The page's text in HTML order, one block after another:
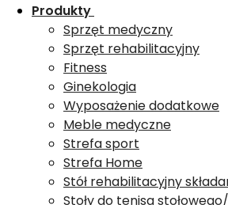
Produkty
Sprzęt medyczny
Sprzęt rehabilitacyjny
Fitness
Ginekologia
Wyposażenie dodatkowe
Meble medyczne
Strefa sport
Strefa Home
Stół rehabilitacyjny
Stoły do tenisa